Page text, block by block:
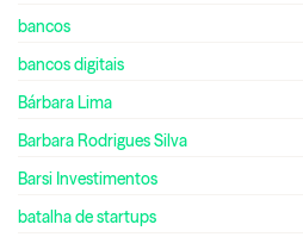
bancos
bancos digitais
Bárbara Lima
Barbara Rodrigues Silva
Barsi Investimentos
batalha de startups